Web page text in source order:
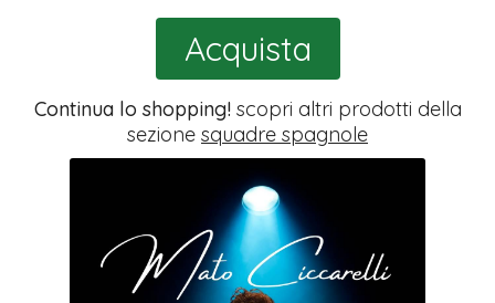
Acquista
Continua lo shopping!scopri altri prodotti della
sezione squadre spagnole